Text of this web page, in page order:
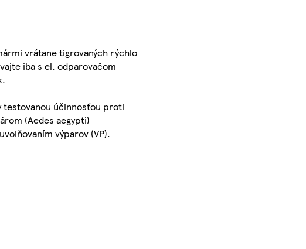
vrátane tigrovaných rýchlo
iba s el. odparovačom
testovanou účinnosťou proti
(Aedes aegypti)
výparov (VP).